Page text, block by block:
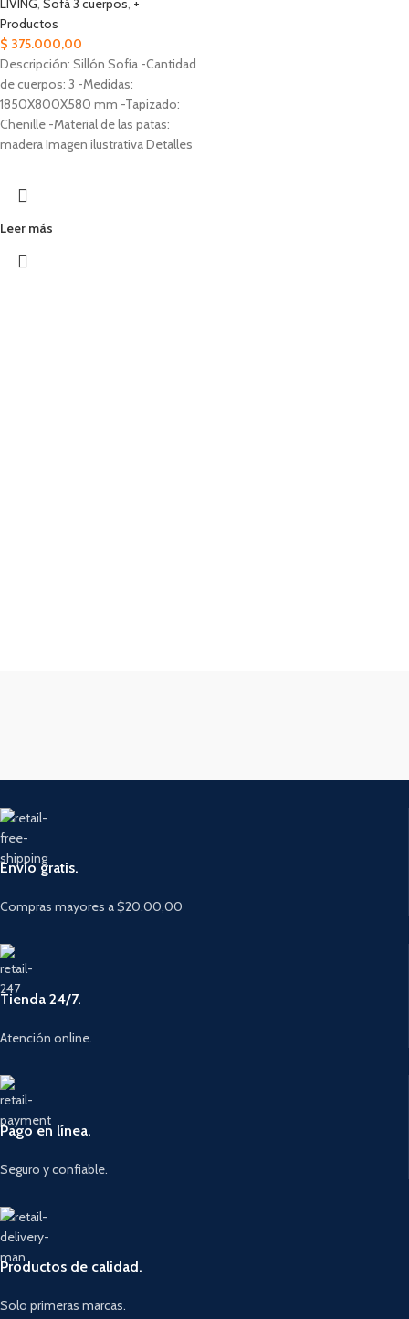
LIVING, Sofá 3 cuerpos, +
Productos
$ 375.000,00
Descripción: Sillón Sofía -Cantidad
de cuerpos: 3 -Medidas:
1850X800X580 mm -Tapizado:
Chenille -Material de las patas:
madera Imagen ilustrativa Detalles
Leer más
Envío gratis.
Compras mayores a $20.00,00
Tienda 24/7.
Atención online.
Pago en línea.
Seguro y confiable.
Productos de calidad.
Solo primeras marcas.